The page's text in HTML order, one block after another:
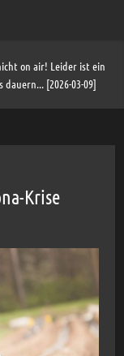
on air! Leider ist ein
[2026-03-09]
Krise